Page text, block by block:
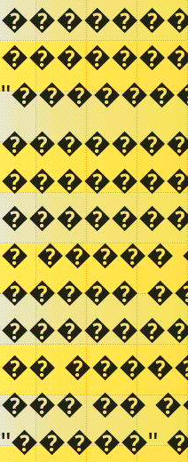
� �����
�����
��
��� ��
"�����"